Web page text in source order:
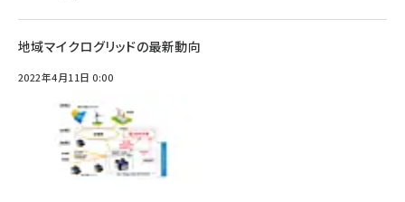
地域マイクログリッドの最新動向
2022年4月11日 0:00